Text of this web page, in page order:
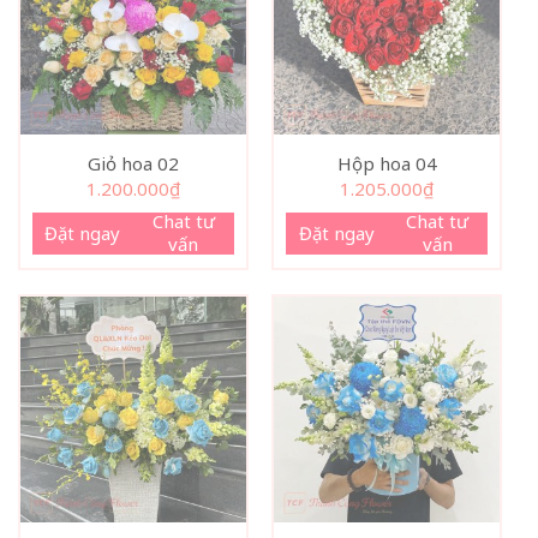
Giỏ hoa 02
1.200.000₫
Đặt ngay
Chat tư
vấn
Hộp hoa 04
1.205.000₫
Đặt ngay
Chat tư
vấn